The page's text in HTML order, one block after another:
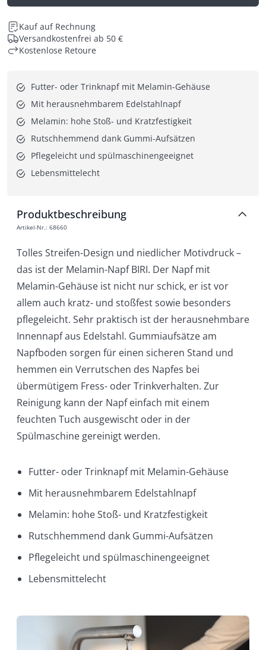
Kauf auf Rechnung
Versandkostenfrei ab 50 €
Kostenlose Retoure
Futter- oder Trinknapf mit Melamin-Gehäuse
Mit herausnehmbarem Edelstahlnapf
Melamin: hohe Stoß- und Kratzfestigkeit
Rutschhemmend dank Gummi-Aufsätzen
Pflegeleicht und spülmaschinengeeignet
Lebensmittelecht
Produktbeschreibung
Artikel-Nr.: 68660
Tolles Streifen-Design und niedlicher Motivdruck –
das ist der Melamin-Napf BIRI. Der Napf mit
Melamin-Gehäuse ist nicht nur schick, er ist vor
allem auch kratz- und stoßfest sowie besonders
pflegeleicht. Sehr praktisch ist der herausnehmbare
Innennapf aus Edelstahl. Gummiaufsätze am
Napfboden sorgen für einen sicheren Stand und
hemmen ein Verrutschen des Napfes bei
übermütigem Fress- oder Trinkverhalten. Zur
Reinigung kann der Napf einfach mit einem
feuchten Tuch ausgewischt oder in der
Spülmaschine gereinigt werden.
Futter- oder Trinknapf mit Melamin-Gehäuse
Mit herausnehmbarem Edelstahlnapf
Melamin: hohe Stoß- und Kratzfestigkeit
Rutschhemmend dank Gummi-Aufsätzen
Pflegeleicht und spülmaschinengeeignet
Lebensmittelecht